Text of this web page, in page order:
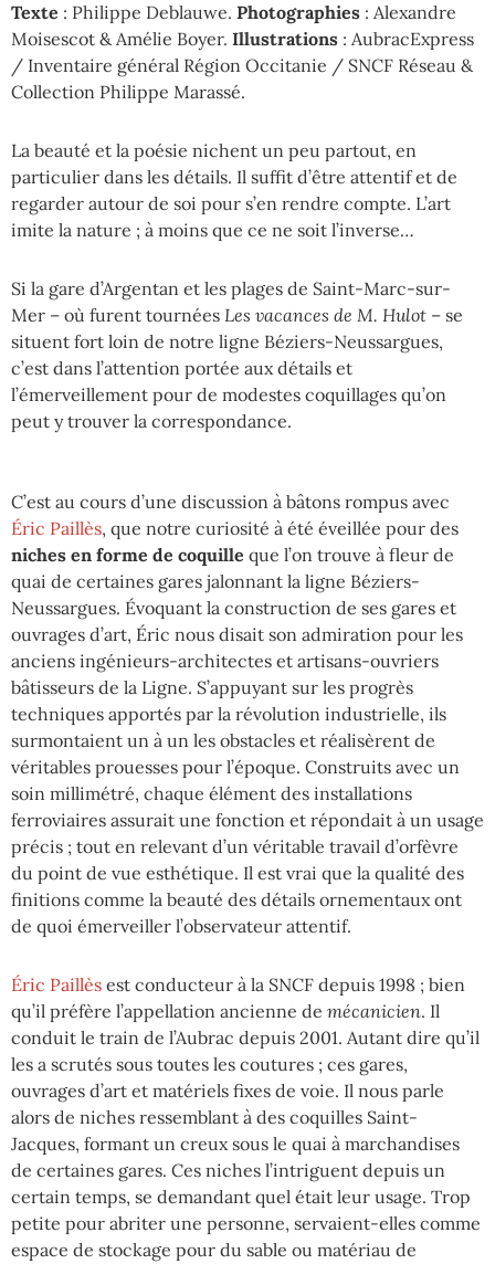
Texte : Philippe Deblauwe. Photographies : Alexandre
Moisescot & Amélie Boyer. Illustrations : AubracExpress
/ Inventaire général Région Occitanie / SNCF Réseau &
Collection Philippe Marassé.
La beauté et la poésie nichent un peu partout, en
particulier dans les détails. Il suffit d’être attentif et de
regarder autour de soi pour s’en rendre compte. L’art
imite la nature ; à moins que ce ne soit l’inverse…
Si la gare d’Argentan et les plages de Saint-Marc-sur-
Mer – où furent tournées Les vacances de M. Hulot – se
situent fort loin de notre ligne Béziers-Neussargues,
c’est dans l’attention portée aux détails et
l’émerveillement pour de modestes coquillages qu’on
peut y trouver la correspondance.
C’est au cours d’une discussion à bâtons rompus avec
Éric Paillès, que notre curiosité à été éveillée pour des
niches en forme de coquille que l’on trouve à fleur de
quai de certaines gares jalonnant la ligne Béziers-
Neussargues. Évoquant la construction de ses gares et
ouvrages d’art, Éric nous disait son admiration pour les
anciens ingénieurs-architectes et artisans-ouvriers
bâtisseurs de la Ligne. S’appuyant sur les progrès
techniques apportés par la révolution industrielle, ils
surmontaient un à un les obstacles et réalisèrent de
véritables prouesses pour l’époque. Construits avec un
soin millimétré, chaque élément des installations
ferroviaires assurait une fonction et répondait à un usage
précis ; tout en relevant d’un véritable travail d’orfèvre
du point de vue esthétique. Il est vrai que la qualité des
finitions comme la beauté des détails ornementaux ont
de quoi émerveiller l’observateur attentif.
Éric Paillès est conducteur à la SNCF depuis 1998 ; bien
qu’il préfère l’appellation ancienne de mécanicien. Il
conduit le train de l’Aubrac depuis 2001. Autant dire qu’il
les a scrutés sous toutes les coutures ; ces gares,
ouvrages d’art et matériels fixes de voie. Il nous parle
alors de niches ressemblant à des coquilles Saint-
Jacques, formant un creux sous le quai à marchandises
de certaines gares. Ces niches l’intriguent depuis un
certain temps, se demandant quel était leur usage. Trop
petite pour abriter une personne, servaient-elles comme
espace de stockage pour du sable ou matériau de